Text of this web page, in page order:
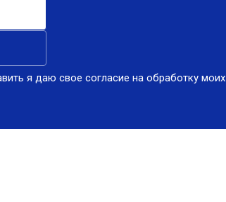
я даю свое согласие на обработку моих